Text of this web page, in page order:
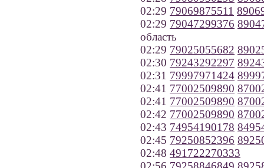
02:29 79069875511
02:29 79047299376
область
02:29 79025055682
02:30 79243292297
02:31 79997971424
02:41 77002509890
02:41 77002509890
02:42 77002509890
02:43 74954190178
02:45 79250852396
02:48 491722270333